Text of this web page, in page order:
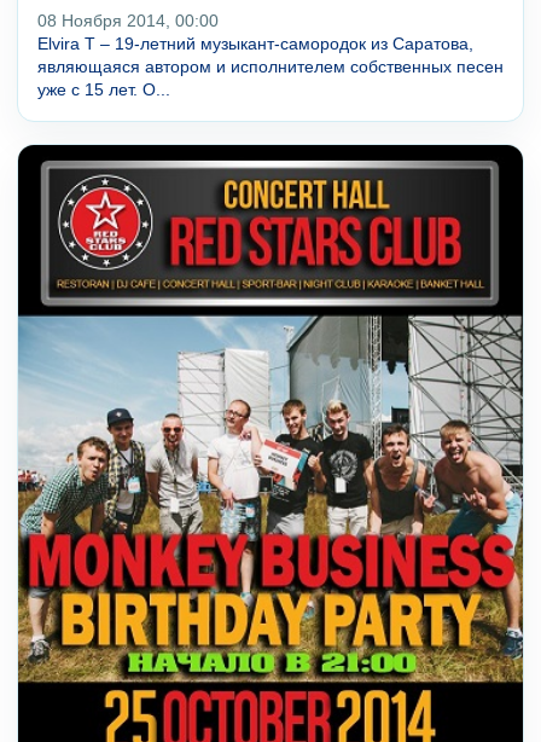
08 Ноября 2014, 00:00
Elvira T – 19-летний музыкант-самородок из Саратова,
являющаяся автором и исполнителем собственных песен
уже с 15 лет. О...